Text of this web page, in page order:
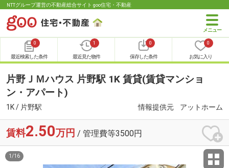
NTTグループ運営の不動産総合サイト goo住宅・不動産
0
最近検索した条件
1
最近見た物件
0
保存した条件
0
お気に入り
片野ＪＭハウス 片野駅 1K 賃貸(賃貸マンショ
ン・アパート)
1K / 片野駅 情報提供元 アットホーム
賃料2.50万円 / 管理費等3500円
1 /16